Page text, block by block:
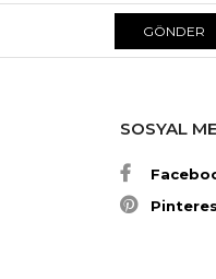
Hot Wheels Kişiye
Köpük baloncuk çok
oyuncaklardan bir
sağlayabilirsiniz.
Hot Wheels kişiye özel
gönderim
hediyeleri partiye
GÖNDER
SOSYAL